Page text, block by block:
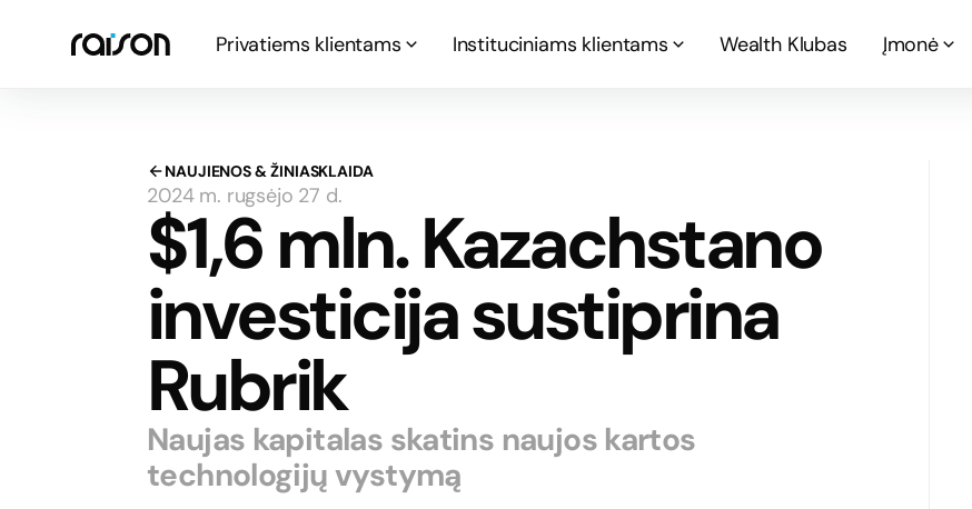
Privatiems klientams Instituciniams klientams Wealth Klubas Įmonė
NAUJIENOS & ŽINIASKLAIDA
2024 m. rugsėjo 27 d.
$1,6 mln. Kazachstano
investicija sustiprina
Rubrik
Naujas kapitalas skatins naujos kartos
technologijų vystymą